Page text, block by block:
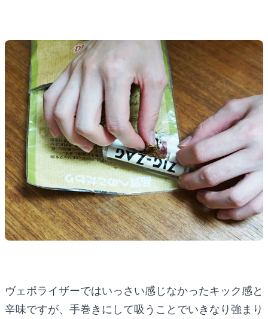
ヴェポライザーではいっさい感じなかったキック感と
辛味ですが、手巻きにして吸うことでいきなり強まり